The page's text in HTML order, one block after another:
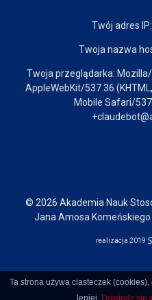
Twój adres
Twoja nazwa
Twoja przeglądarka:
AppleWebKit/537.36
Mobile Safari/
© 2026 Akademia Nauk
Jana Amosa
realizacja 2019
Ta strona używa ciasteczek
lepiej.
Dowiedz się